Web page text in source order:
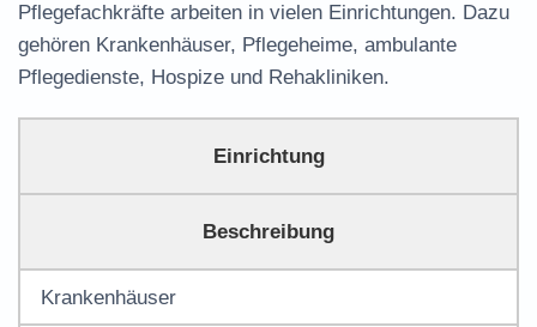
Pflegefachkräfte arbeiten in vielen Einrichtungen. Dazu
gehören Krankenhäuser, Pflegeheime, ambulante
Pflegedienste, Hospize und Rehakliniken.
Einrichtung
Beschreibung
Krankenhäuser